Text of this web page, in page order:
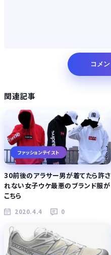
関連記事
ファッションテイスト
30前後のアラサー男が着てたら許さ
れない女子ウケ最悪のブランド服が
こちら
2020.4.4 0